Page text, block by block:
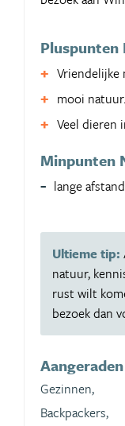
Pluspunten
Vriendelijke
mooi natuur.
Veel dieren
Minpunten
lange
Ultieme tip:
natuur,
rust wilt
bezoek dan
Gezinnen,
Backpackers,